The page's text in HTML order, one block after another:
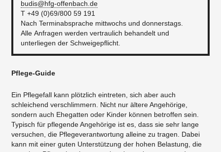
budis@hfg-offenbach.de
T +49 (0)69/800 59 191
Nach Terminabsprache mittwochs und donnerstags.
Alle Anfragen werden vertraulich behandelt und
unterliegen der Schweigepflicht.
Pflege-Guide
Ein Pflegefall kann plötzlich eintreten, sich aber auch
schleichend verschlimmern. Nicht nur ältere Angehörige,
sondern auch Ehegatten oder Kinder können betroffen sein.
Typisch für pflegende Angehörige ist es, dass sie sehr lange
versuchen, die Pflegeverantwortung alleine zu tragen. Dabei
kann mit einer guten Unterstützung der hohen Belastung, die